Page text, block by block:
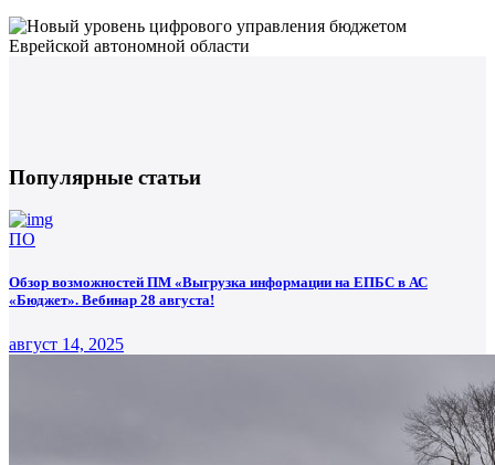
Популярные статьи
ПО
Обзор возможностей ПМ «Выгрузка информации на ЕПБС в АС
«Бюджет». Вебинар 28 августа!
август 14, 2025